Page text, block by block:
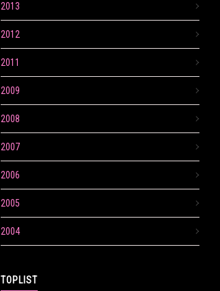
2013
2012
2011
2009
2008
2007
2006
2005
2004
TOPLIST